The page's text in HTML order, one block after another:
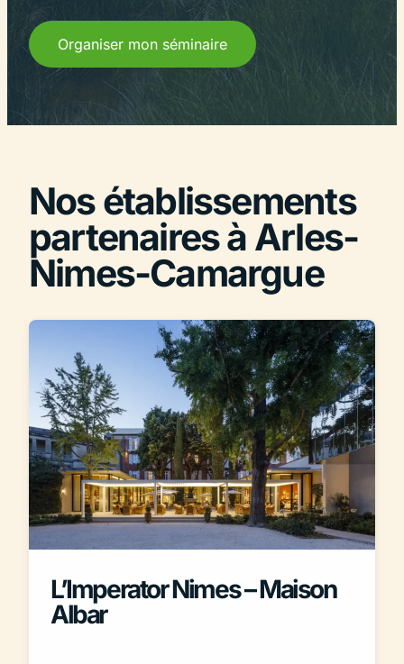
Organiser mon séminaire
Nos établissements
partenaires à Arles-
Nimes-Camargue
L’Imperator Nimes – Maison
Albar